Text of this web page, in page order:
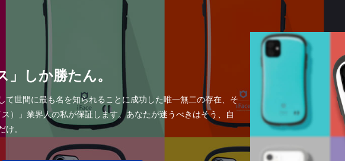
」しか勝たん。
て世間に最も名を知られることに成功した唯一無二の存在、そ
ス）」業界人の私が保証します。あなたが迷うべきはそう、自
。